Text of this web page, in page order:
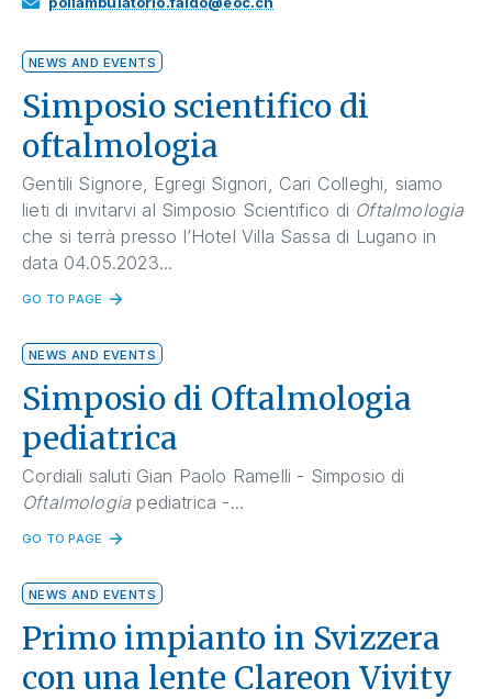
NEWS AND EVENTS
Simposio scientifico di
oftalmologia
Gentili Signore, Egregi Signori, Cari Colleghi, siamo
lieti di invitarvi al Simposio Scientifico di Oftalmologia
che si terrà presso l’Hotel Villa Sassa di Lugano in
data 04.05.2023...
GO TO PAGE
NEWS AND EVENTS
Simposio di Oftalmologia
pediatrica
Cordiali saluti Gian Paolo Ramelli - Simposio di
Oftalmologia pediatrica -...
GO TO PAGE
NEWS AND EVENTS
Primo impianto in Svizzera
con una lente Clareon Vivity